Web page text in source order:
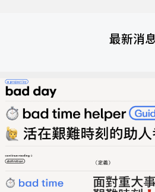
最新消